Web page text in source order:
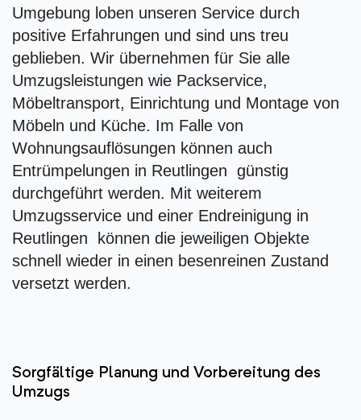
Umgebung loben unseren Service durch
positive Erfahrungen und sind uns treu
geblieben. Wir übernehmen für Sie alle
Umzugsleistungen wie Packservice,
Möbeltransport, Einrichtung und Montage von
Möbeln und Küche. Im Falle von
Wohnungsauflösungen können auch
Entrümpelungen in Reutlingen günstig
durchgeführt werden. Mit weiterem
Umzugsservice und einer Endreinigung in
Reutlingen können die jeweiligen Objekte
schnell wieder in einen besenreinen Zustand
versetzt werden.
Sorgfältige Planung und Vorbereitung des
Umzugs